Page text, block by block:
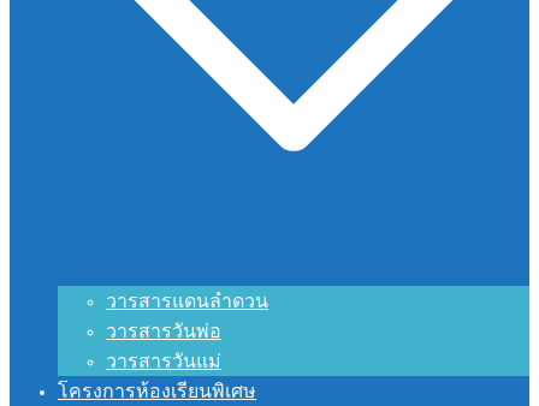
วารสารแดนลำดวน
วารสารวันพ่อ
วารสารวันแม่
โครงการห้องเรียนพิเศษ